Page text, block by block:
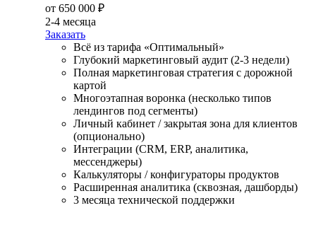
от 650 000 ₽
2-4 месяца
Заказать
Всё из тарифа «Оптимальный»
Глубокий маркетинговый аудит (2-3 недели)
Полная маркетинговая стратегия с дорожной
картой
Многоэтапная воронка (несколько типов
лендингов под сегменты)
Личный кабинет / закрытая зона для клиентов
(опционально)
Интеграции (CRM, ERP, аналитика,
мессенджеры)
Калькуляторы / конфигураторы продуктов
Расширенная аналитика (сквозная, дашборды)
3 месяца технической поддержки